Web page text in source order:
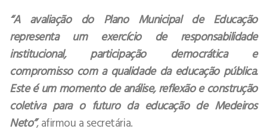
“A avaliação do Plano Municipal de Educação
representa um exercício de responsabilidade
institucional, participação democrática e
compromisso com a qualidade da educação pública.
Este é um momento de análise, reflexão e construção
coletiva para o futuro da educação de Medeiros
Neto”, afirmou a secretária.